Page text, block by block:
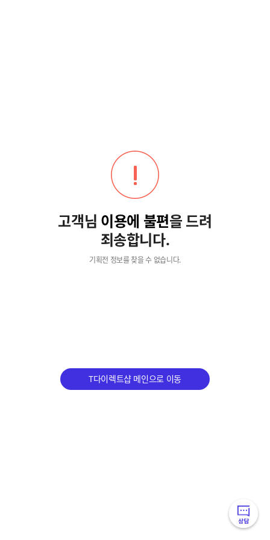
고객님 이용에 불편을 드려
죄송합니다.
기획전 정보를 찾을 수 없습니다.
T다이렉트샵 메인으로 이동
메
뉴